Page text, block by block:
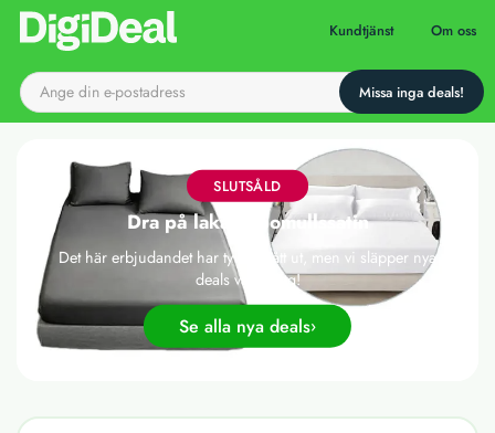
Till startsidan Kundtjänst Om oss
SLUTSÅLD
Dra på lakan i bomullssatin
Det här erbjudandet har tyvärr gått ut, men vi släpper nya
deals varje dag!
Se alla nya deals